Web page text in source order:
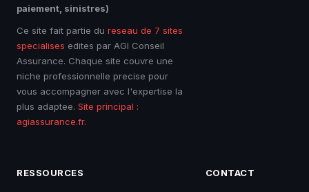
paiement, sinistres)
Ce site fait partie du reseau de 7 sites
specialises edites par AGI Conseil
Assurance. Chaque site couvre une
niche professionnelle precise pour
vous accompagner avec l'expertise la
plus adaptee. Site principal :
agiassurance.fr.
RESSOURCES CONTACT